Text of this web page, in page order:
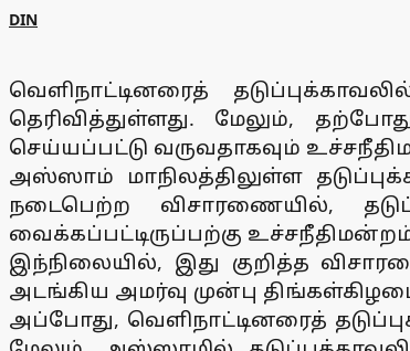
DIN
வெளிநாட்டினரைத்
தெரிவித்துள்ளது. மேலும்,
செய்யப்பட்டு வருவதாகவும்
அஸ்ஸாம் மாநிலத்திலுள்ள
நடைபெற்ற விசாரணையில்,
வைக்கப்பட்டிருப்பற்கு உச்சநீதிமன்றம்
இந்நிலையில், இது குறித்த
அடங்கிய அமர்வு முன்பு
அப்போது, வெளிநாட்டினரைத்